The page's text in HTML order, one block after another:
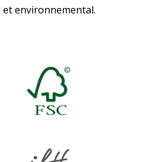
environnemental.